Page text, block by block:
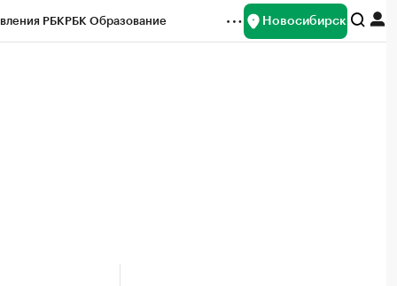
РБКРБК Образование Новосибирск